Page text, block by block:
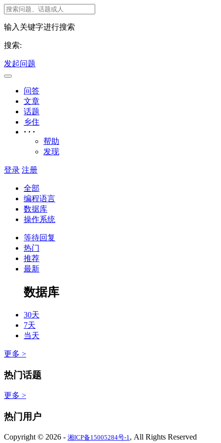
输入关键字进行搜索
搜索:
发起问题
问答
文章
话题
乡住
· · ·
帮助
发现
登录 注册
全部
编程语言
数据库
操作系统
等待回复
热门
推荐
最新
数据库
30天
7天
当天
更多 >
热门话题
更多 >
热门用户
Copyright © 2026 - 湘ICP备15005284号-1 , All Rights Reserved